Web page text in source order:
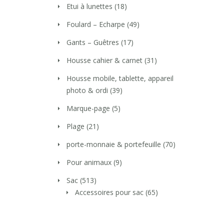
Etui à lunettes (18)
Foulard – Echarpe (49)
Gants – Guêtres (17)
Housse cahier & carnet (31)
Housse mobile, tablette, appareil
photo & ordi (39)
Marque-page (5)
Plage (21)
porte-monnaie & portefeuille (70)
Pour animaux (9)
Sac (513)
Accessoires pour sac (65)